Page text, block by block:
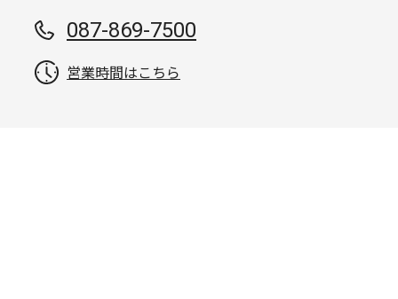
087-869-7500
営業時間はこちら